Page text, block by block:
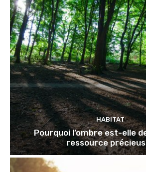
HABITAT
Pourquoi l’ombre est-elle
ressource